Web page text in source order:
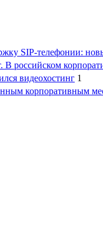
SIP-телефонии:
В российском
видеохостинг 1
корпоративным